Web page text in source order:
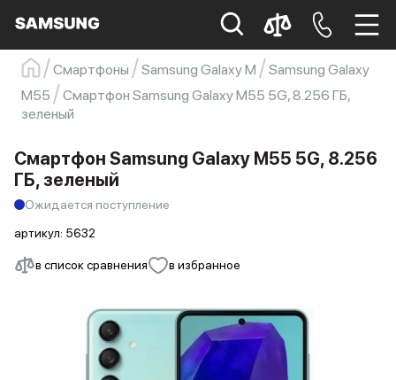
Samsung Смартфон s23
s23 ultra
Galaxy S22
Смартфоны Samsung Galaxy M
Samsung Galaxy
M55
Смартфон Samsung Galaxy M55 5G, 8.256 ГБ,
зеленый
в список сравнения в избранное
Смартфон Samsung Galaxy M55 5G, 8.256
ГБ, зеленый
Ожидается поступление
артикул: 5632